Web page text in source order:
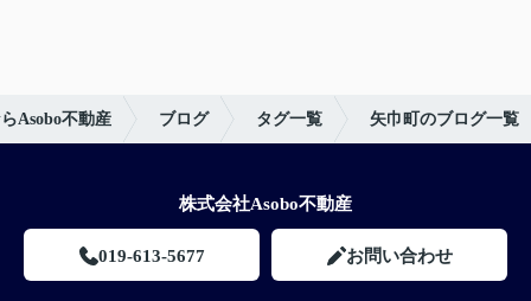
Asobo不動産 ブログ タグ一覧 矢巾町のブログ一覧
株式会社Asobo不動産
019-613-5677 お問い合わせ